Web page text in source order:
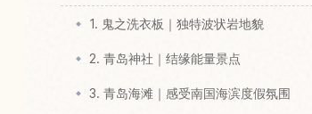
1. 鬼之洗衣板｜独特波状岩地貌
2. 青岛神社｜结缘能量景点
3. 青岛海滩｜感受南国海滨度假氛围